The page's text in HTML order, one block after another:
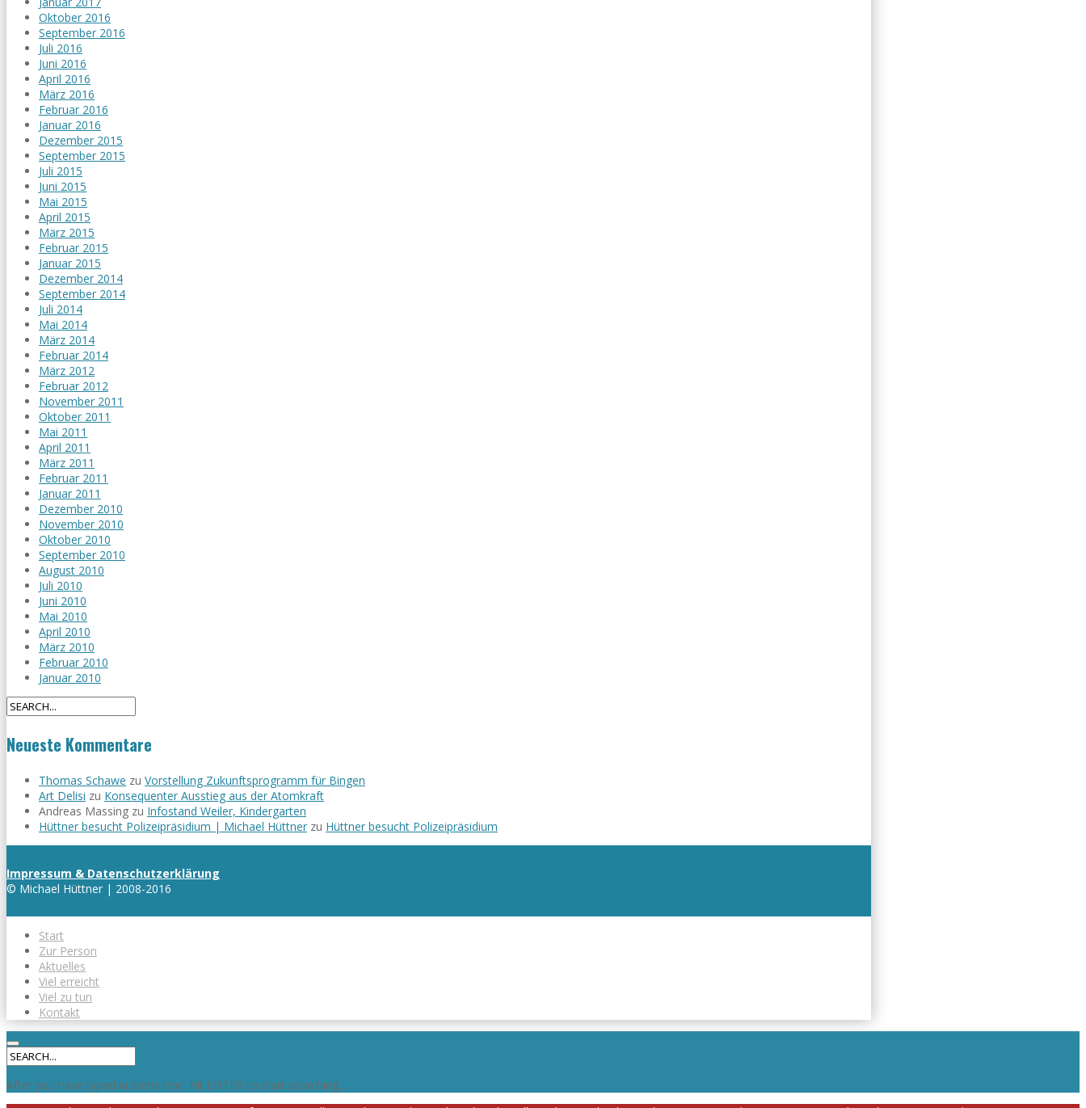
Oktober 2016
September 2016
Juli 2016
Juni 2016
April 2016
März 2016
Februar 2016
Januar 2016
Dezember 2015
September 2015
Juli 2015
Juni 2015
Mai 2015
April 2015
März 2015
Februar 2015
Januar 2015
Dezember 2014
September 2014
Juli 2014
Mai 2014
März 2014
Februar 2014
März 2012
Februar 2012
November 2011
Oktober 2011
Mai 2011
April 2011
März 2011
Februar 2011
Januar 2011
Dezember 2010
November 2010
Oktober 2010
September 2010
August 2010
Juli 2010
Juni 2010
Mai 2010
April 2010
März 2010
Februar 2010
Januar 2010
Neueste Kommentare
Thomas Schawe zu Vorstellung Zukunftsprogramm für Bingen
Art Delisi zu Konsequenter Ausstieg aus der Atomkraft
Andreas Massing zu Infostand Weiler, Kindergarten
Hüttner besucht Polizeipräsidium | Michael Hüttner zu Hüttner besucht Polizeipräsidium
Impressum & Datenschutzerklärung
© Michael Hüttner | 2008-2016
Start
Zur Person
Aktuelles
Viel erreicht
Viel zu tun
Kontakt
After you have typed in some text, hit ENTER to start searching...